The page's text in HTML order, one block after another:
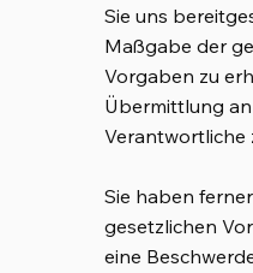
Sie uns
Maßgabe der
Vorgaben zu
Übermittlung
Verantwortliche
Sie haben
gesetzlichen
eine